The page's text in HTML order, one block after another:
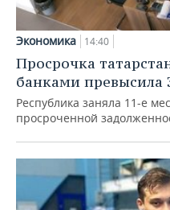
Экономика 14:40
Просрочка
банками превысила
Республика заняла 11-е
просроченной